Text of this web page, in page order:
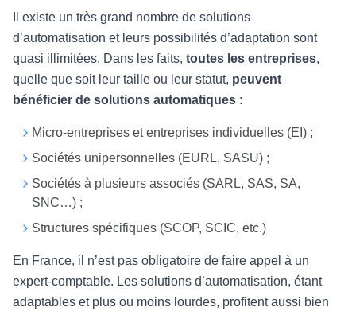
Il existe un très grand nombre de solutions
d’automatisation et leurs possibilités d’adaptation sont
quasi illimitées. Dans les faits, toutes les entreprises,
quelle que soit leur taille ou leur statut, peuvent
bénéficier de solutions automatiques :
Micro-entreprises et entreprises individuelles (EI) ;
Sociétés unipersonnelles (EURL, SASU) ;
Sociétés à plusieurs associés (SARL, SAS, SA,
SNC…) ;
Structures spécifiques (SCOP, SCIC, etc.)
En France, il n’est pas obligatoire de faire appel à un
expert-comptable. Les solutions d’automatisation, étant
adaptables et plus ou moins lourdes, profitent aussi bien